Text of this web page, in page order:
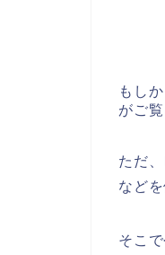
もし
がご
ただ
など
そこ